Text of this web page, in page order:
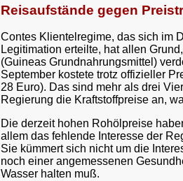
Reisaufstände gegen
Contes Klientelregime, das sich im
Legitimation erteilte, hat allen
(Guineas Grundnahrungsmittel)
September kostete trotz offizieller
28 Euro). Das sind mehr als drei
Regierung die Kraftstoffpreise an,
Die derzeit hohen Rohölpreise
allem das fehlende Interesse der
Sie kümmert sich nicht um die
noch einer angemessenen
Wasser halten muß.